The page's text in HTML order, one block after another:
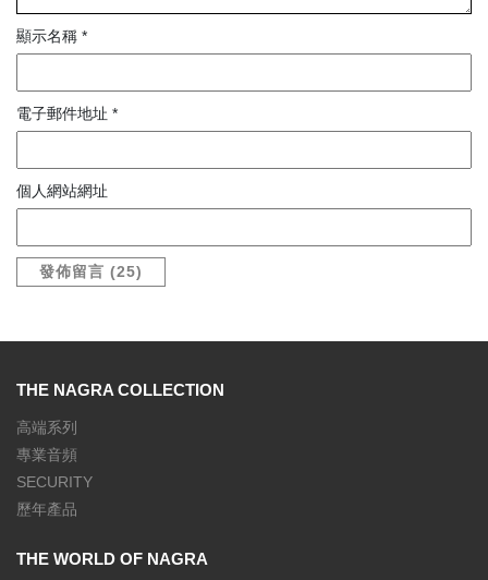
顯示名稱*
電子郵件地址
個人網站網址
高端系列
SECURITY